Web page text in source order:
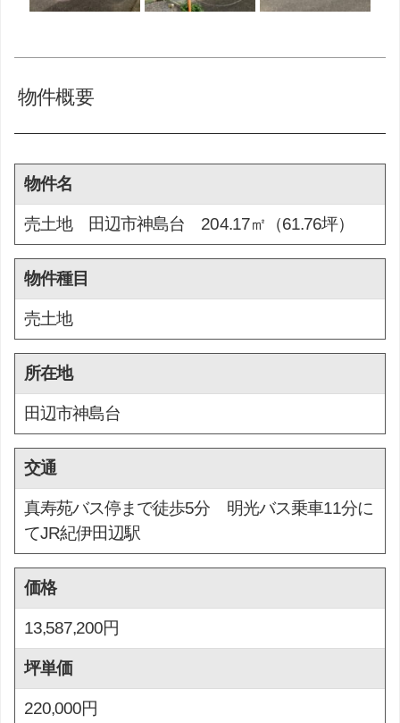
物件概要
物件名
売土地 田辺市神島台 204.17㎡（61.76坪）
物件種目
売土地
所在地
田辺市神島台
交通
真寿苑バス停まで徒歩5分 明光バス乗車11分に
てJR紀伊田辺駅
価格
13,587,200円
坪単価
220,000円